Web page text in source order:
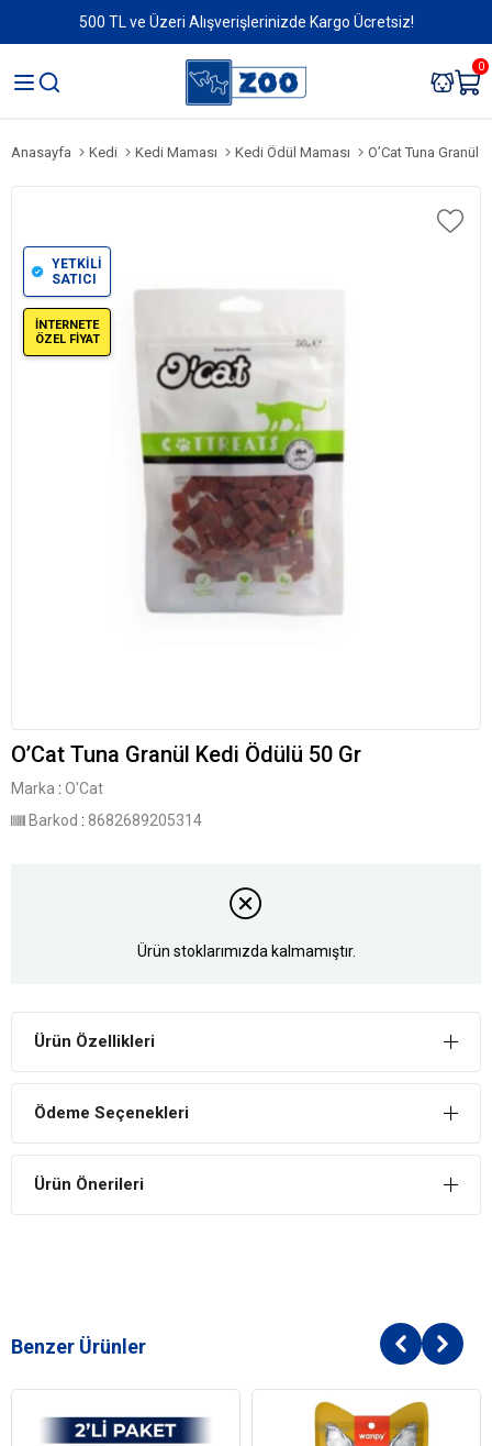
500 TL ve Üzeri Alışverişlerinizde Kargo Ücretsiz!
0
Anasayfa Kedi Kedi Maması Kedi Ödül Maması O’Cat Tuna Granül
YETKİLİ
SATICI
İNTERNETE
ÖZEL FİYAT
O’Cat Tuna Granül Kedi Ödülü 50 Gr
Marka : O'Cat
Barkod : 8682689205314
Ürün stoklarımızda kalmamıştır.
Ürün Özellikleri
Ödeme Seçenekleri
Ürün Önerileri
Benzer Ürünler